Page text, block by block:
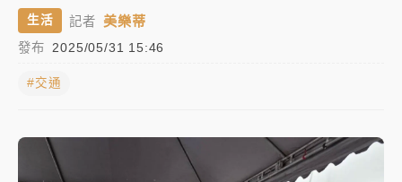
地午後雷雨
分析｜ 7月營收甫首破單月9000億元下半年續旺指
中租控股7月營收創今年新高 前7月獲利成長6%
生活 記者 美樂蒂
發布 2025/05/31 15:46
#交通